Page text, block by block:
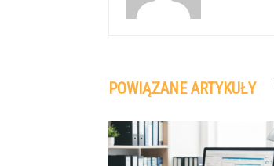
POWIĄZANE ARTYKUŁY